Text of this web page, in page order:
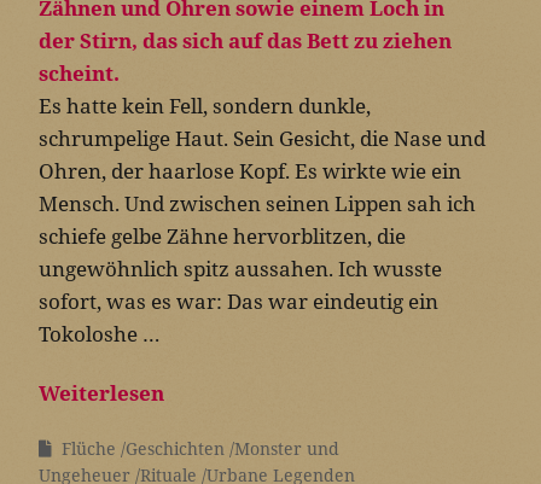
Es hatte kein Fell, sondern dunkle,
schrumpelige Haut. Sein Gesicht, die Nase und
Ohren, der haarlose Kopf. Es wirkte wie ein
Mensch. Und zwischen seinen Lippen sah ich
schiefe gelbe Zähne hervorblitzen, die
ungewöhnlich spitz aussahen. Ich wusste
sofort, was es war: Das war eindeutig ein
Tokoloshe …
Weiterlesen
Flüche Geschichten Monster und
Ungeheuer Rituale Urbane Legenden